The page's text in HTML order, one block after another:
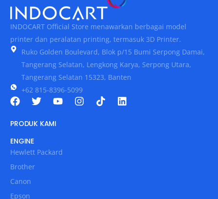
INDOCART Official Store menawarkan berbagai model
printer dan peralatan printing, termasuk 3D Printer.
Ruko Golden Boulevard, Blok p/15 Bumi Serpong Damai,
Tangerang Selatan, Lengkong Karya, Serpong Utara,
Tangerang Selatan 15323, Banten
+62 815-8396-5099
PRODUK KAMI
ENGINE
Hewlett Packard
Brother
Canon
Epson